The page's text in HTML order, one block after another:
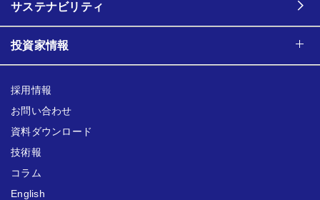
サステナビリティ
投資家情報
採用情報
お問い合わせ
資料ダウンロード
技術報
コラム
English